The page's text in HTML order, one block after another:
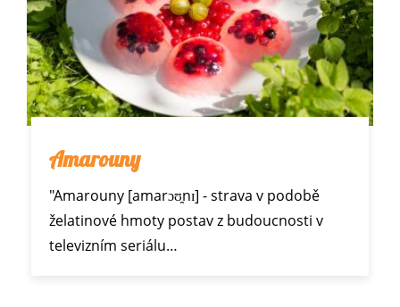
Amarouny
"Amarouny [amarɔʊ̯nɪ] - strava v podobě
želatinové hmoty postav z budoucnosti v
televizním seriálu…